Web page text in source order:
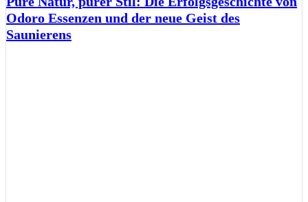
Odoro Essenzen und der neue Geist des
Saunierens